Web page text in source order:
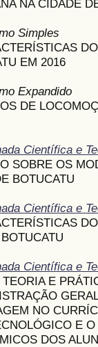
NA CIDADE
Simples
EM 2016
Expandido
DE
Científica e
SOBRE OS
BOTUCATU
Científica e
Científica e
E
NO
E
DOS